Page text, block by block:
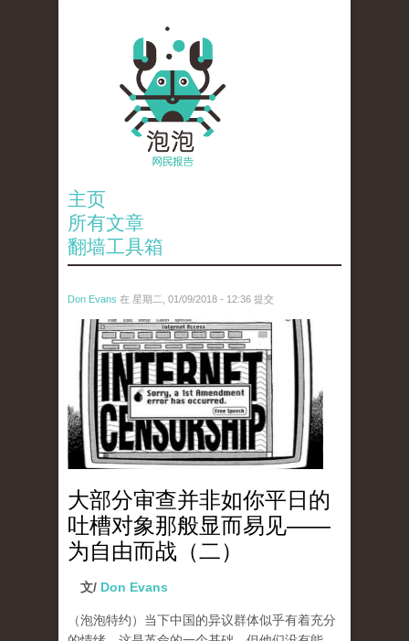
主页
所有文章
翻墙工具箱
Don Evans 在 星期二, 01/09/2018 - 12:36 提交
wechatimg866.jpeg
大部分审查并非如你平日的
吐槽对象那般显而易见——
为自由而战（二）
文/ Don Evans
（泡泡特约） 当下中国的异议群体似乎有着充分